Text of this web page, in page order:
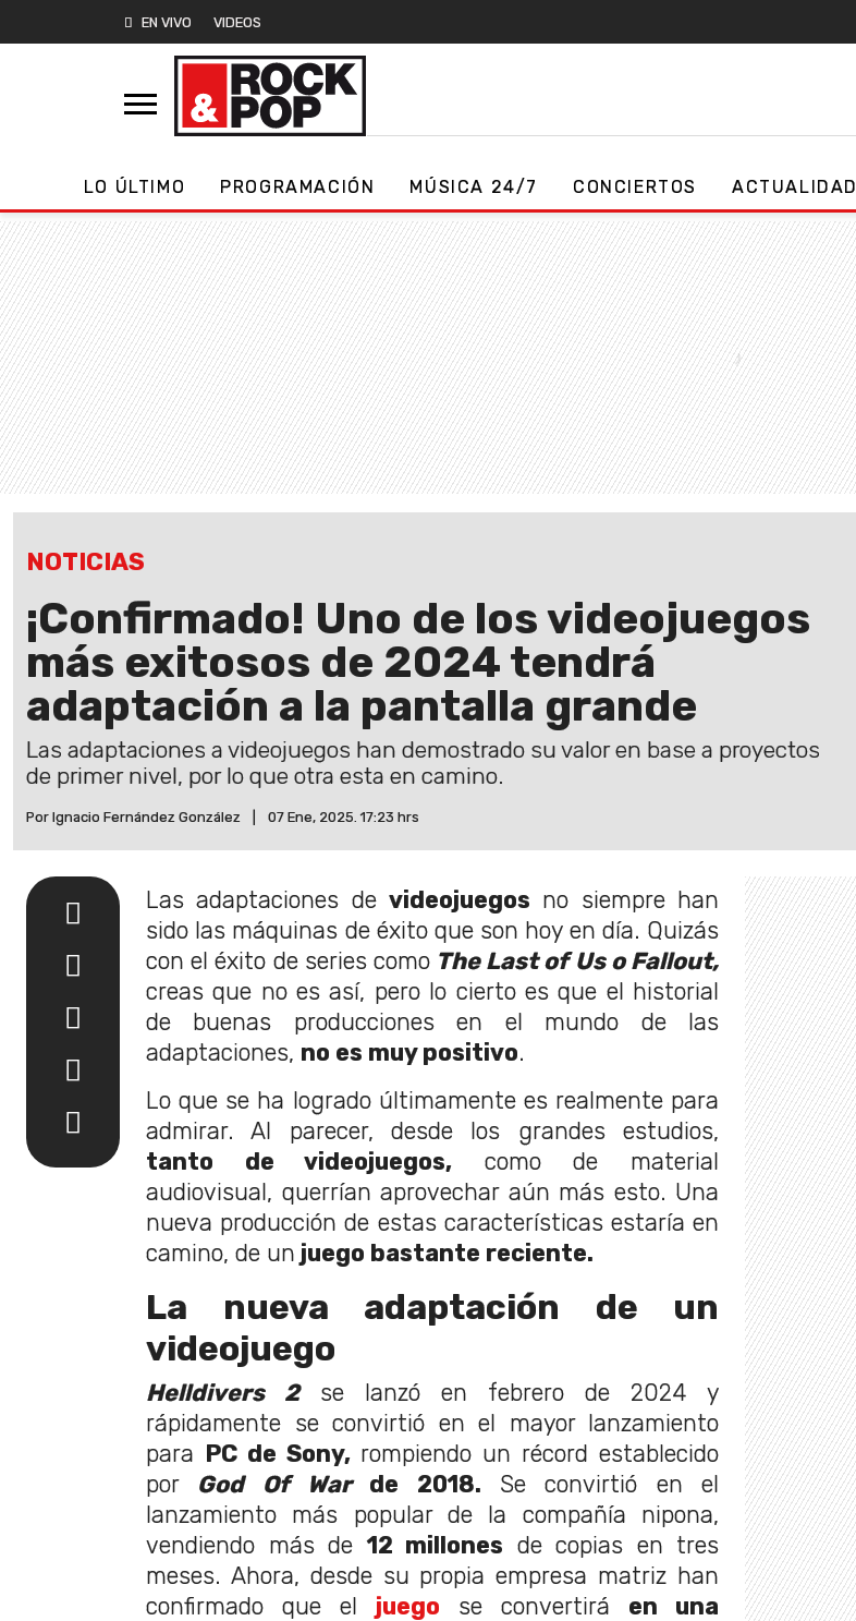
EN VIVO VIDEOS
LO ÚLTIMO PROGRAMACIÓN MÚSICA 24/7 CONCIERTOS ACTUALIDAD
NOTICIAS
¡Confirmado! Uno de los videojuegos
más exitosos de 2024 tendrá
adaptación a la pantalla grande
Las adaptaciones a videojuegos han demostrado su valor en base a proyectos
de primer nivel, por lo que otra esta en camino.
Por Ignacio Fernández González 07 Ene, 2025. 17:23 hrs
Las adaptaciones de videojuegos no siempre han
sido las máquinas de éxito que son hoy en día. Quizás
con el éxito de series comoThe Last of Us o Fallout,
creas que no es así, pero lo cierto es que el historial
de buenas producciones en el mundo de las
adaptaciones, no es muy positivo.
Lo que se ha logrado últimamente es realmente para
admirar. Al parecer, desde los grandes estudios,
tanto de videojuegos, como de material
audiovisual, querrían aprovechar aún más esto. Una
nueva producción de estas características estaría en
camino, de un juego bastante reciente.
La nueva adaptación de un
videojuego
Helldivers 2se lanzó en febrero de 2024 y
rápidamente se convirtió en el mayor lanzamiento
para PC de Sony,rompiendo un récord establecido
por God Of Warde 2018. Se convirtió en el
lanzamiento más popular de la compañía nipona,
vendiendo más de12 millones de copias en tres
meses. Ahora, desde su propia empresa matriz han
confirmado que el juego se convertirá en una